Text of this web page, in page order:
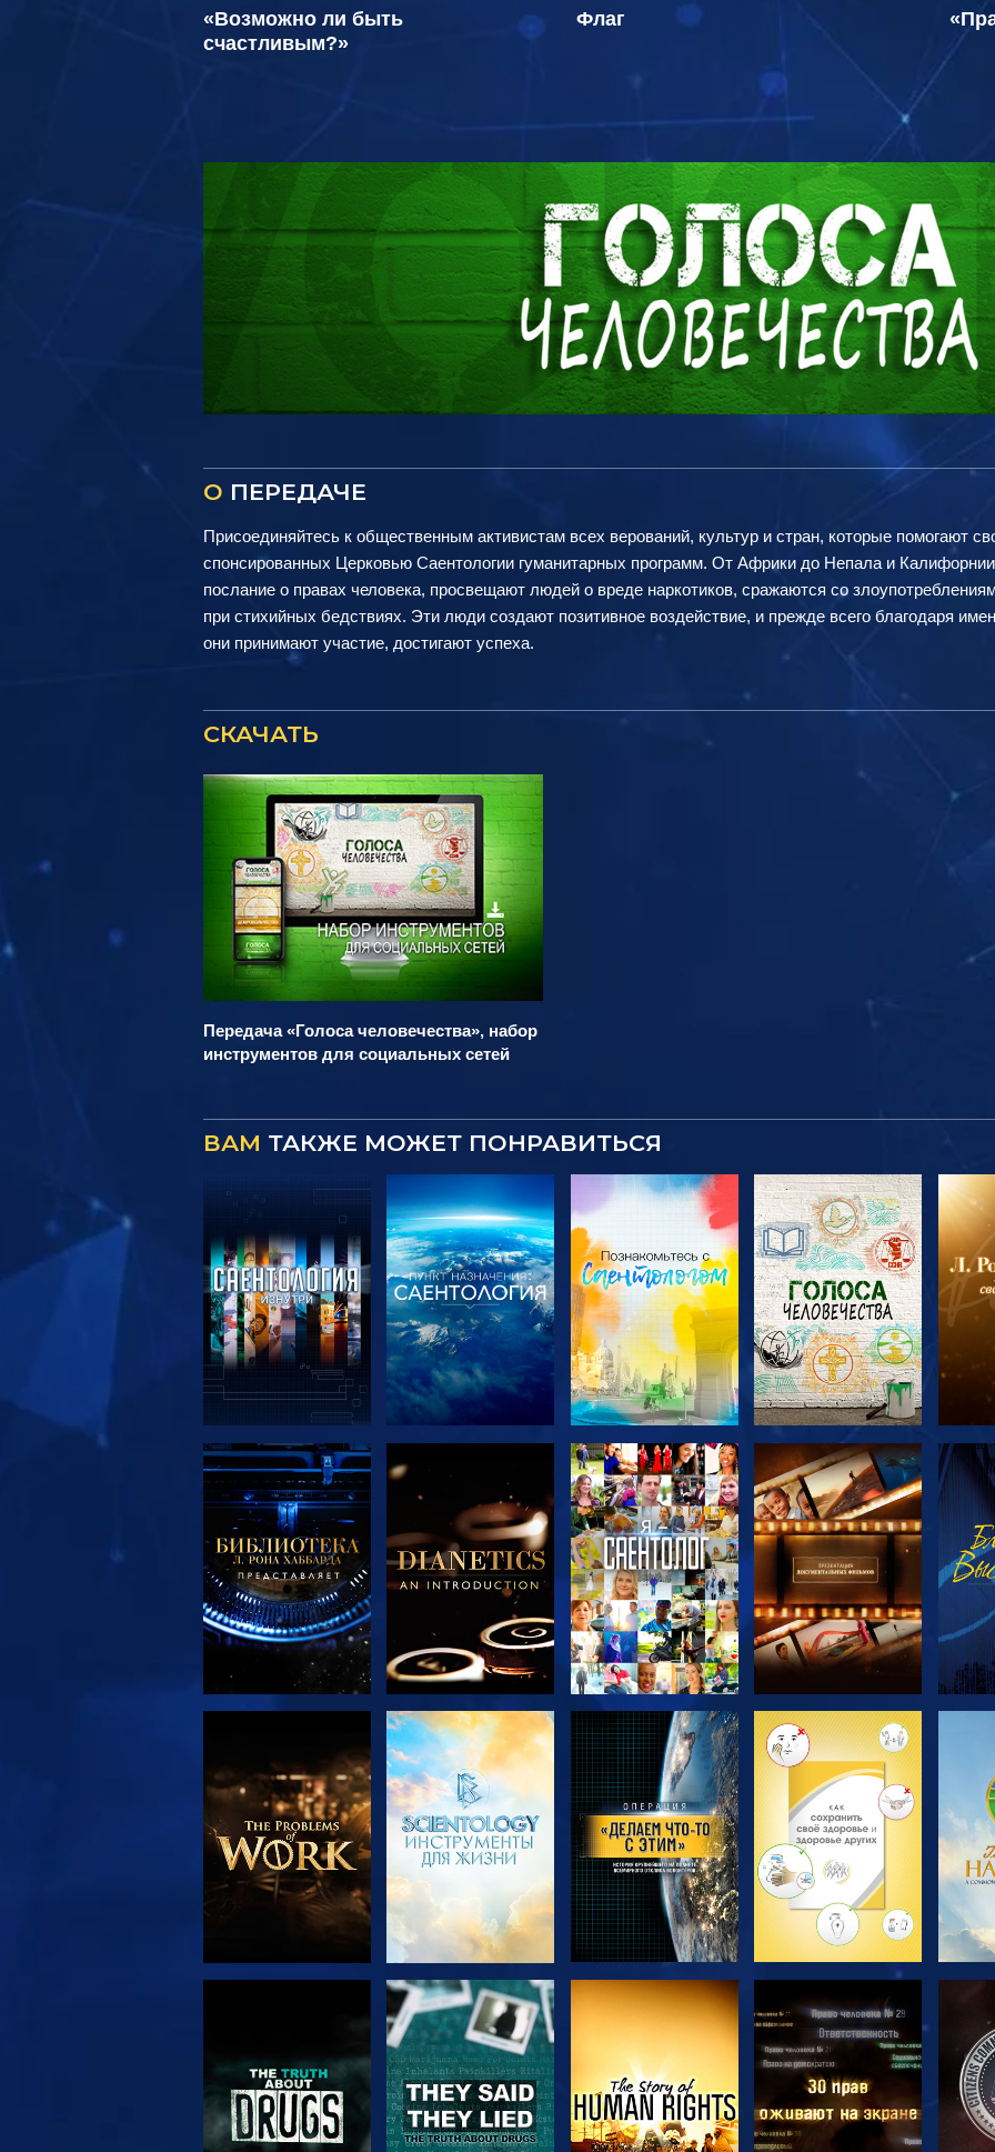
«Возможно ли быть
счастливым?»
Флаг
О ПЕРЕДАЧЕ
Присоединяйтесь к общественным активистам всех верований, культур и стран, которые помогают
спонсированных Церковью Саентологии гуманитарных программ. От Африки до Непала и
послание о правах человека, просвещают людей о вреде наркотиков, сражаются со
при стихийных бедствиях. Эти люди создают позитивное воздействие, и прежде всего благодаря
они принимают участие, достигают успеха.
СКАЧАТЬ
Передача «Голоса человечества», набор
инструментов для социальных сетей
ВАМ ТАКЖЕ МОЖЕТ ПОНРАВИТЬСЯ
СМОТРЕТЬ
ПЕРЕДАЧИ
СМОТРЕТЬ
ПЕРЕДАЧИ
СМОТРЕТЬ
ПЕРЕДАЧИ
СМОТРЕТЬ
ПЕРЕДАЧИ
СМОТРЕТЬ
ПЕРЕДАЧИ
СМОТРЕТЬ
СМОТРЕТЬ
ПЕРЕДАЧИ
СМОТРЕТЬ
ПЕРЕДАЧИ
СМОТРЕТЬ СМОТРЕТЬ СМОТРЕТЬ